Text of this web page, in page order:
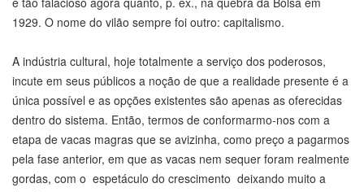
1929. O nome do vilão sempre foi outro: capitalismo.
A indústria cultural, hoje totalmente a serviço dos poderosos,
incute em seus públicos a noção de que a realidade presente é a
única possível e as opções existentes são apenas as oferecidas
dentro do sistema. Então, termos de conformarmo-nos com a
etapa de vacas magras que se avizinha, como preço a pagarmos
pela fase anterior, em que as vacas nem sequer foram realmente
gordas, com o espetáculo do crescimento deixando muito a